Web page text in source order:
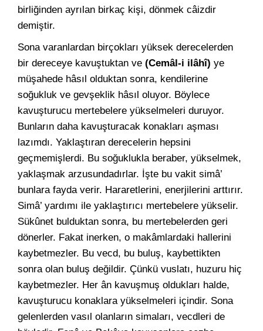
birliğinden ayrılan birkaç kişi, dönmek câizdir
demiştir.
Sona varanlardan birçokları yüksek derecelerden
bir dereceye kavuştuktan ve (Cemâl-i ilâhî) ye
müşahede hâsıl olduktan sonra, kendilerine
soğukluk ve gevşeklik hâsıl oluyor. Böylece
kavuşturucu mertebelere yükselmeleri duruyor.
Bunların daha kavuşturacak konakları aşması
lazımdı. Yaklaştıran derecelerin hepsini
geçmemişlerdi. Bu soğuklukla beraber, yükselmek,
yaklaşmak arzusundadırlar. İşte bu vakit simâ’
bunlara fayda verir. Hararetlerini, enerjilerini arttırır.
Simâ’ yardımı ile yaklaştırıcı mertebelere yükselir.
Sükûnet bulduktan sonra, bu mertebelerden geri
dönerler. Fakat inerken, o makâmlardaki hallerini
kaybetmezler. Bu vecd, bu buluş, kaybettikten
sonra olan buluş değildir. Çünkü vuslatı, huzuru hiç
kaybetmezler. Her ân kavuşmuş oldukları halde,
kavuşturucu konaklara yükselmeleri içindir. Sona
gelenlerden vasıl olanların simaları, vecdleri de